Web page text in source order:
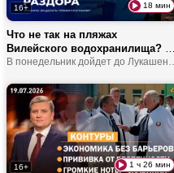
16+ 18 мин
Что не так на пляжах
Вилейского водохранилища? |
Можно ли зайти на кемпинг без
арендаторам?
16+ 1 ч 26 мин